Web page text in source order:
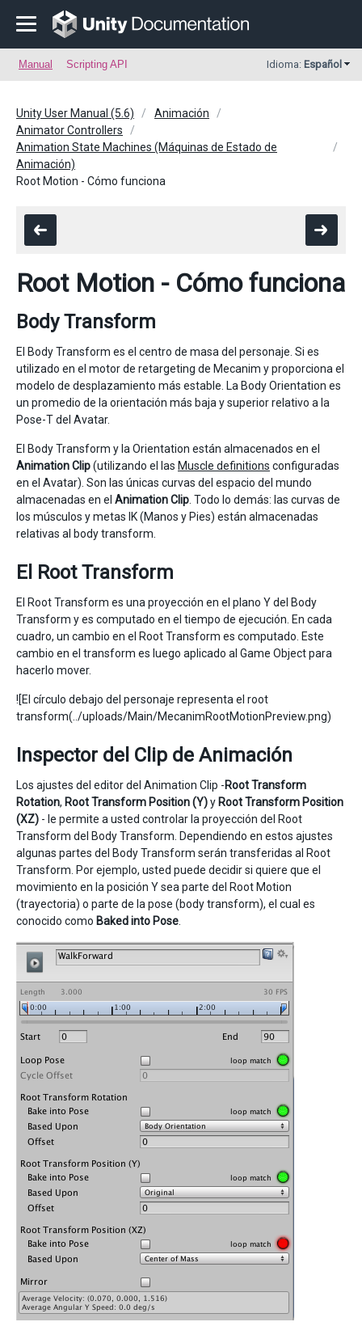
Manual Scripting API Idioma: Español
Unity User Manual (5.6)
Animación
Animator Controllers
Animation State Machines (Máquinas de Estado de
Animación)
Root Motion - Cómo funciona
Root Motion - Cómo funciona
Body Transform
El Body Transform es el centro de masa del personaje. Si es
utilizado en el motor de retargeting de Mecanim y proporciona el
modelo de desplazamiento más estable. La Body Orientation es
un promedio de la orientación más baja y superior relativo a la
Pose-T del Avatar.
El Body Transform y la Orientation están almacenados en el
Animation Clip(utilizando el las Muscle definitions configuradas
en el Avatar). Son las únicas curvas del espacio del mundo
almacenadas en el Animation Clip . Todo lo demás: las curvas de
los músculos y metas IK (Manos y Pies) están almacenadas
relativas al body transform.
El Root Transform
El Root Transform es una proyección en el plano Y del Body
Transform y es computado en el tiempo de ejecución. En cada
cuadro, un cambio en el Root Transform es computado. Este
cambio en el transform es luego aplicado al Game Object para
hacerlo mover.
![El círculo debajo del personaje representa el root
transform(../uploads/Main/MecanimRootMotionPreview.png)
Inspector del Clip de Animación
Los ajustes del editor del Animation Clip -Root Transform
Rotation, Root Transform Position (Y)y Root Transform Position
(XZ) - le permite a usted controlar la proyección del Root
Transform del Body Transform. Dependiendo en estos ajustes
algunas partes del Body Transform serán transferidas al Root
Transform. Por ejemplo, usted puede decidir si quiere que el
movimiento en la posición Y sea parte del Root Motion
(trayectoria) o parte de la pose (body transform), el cual es
conocido como Baked into Pose